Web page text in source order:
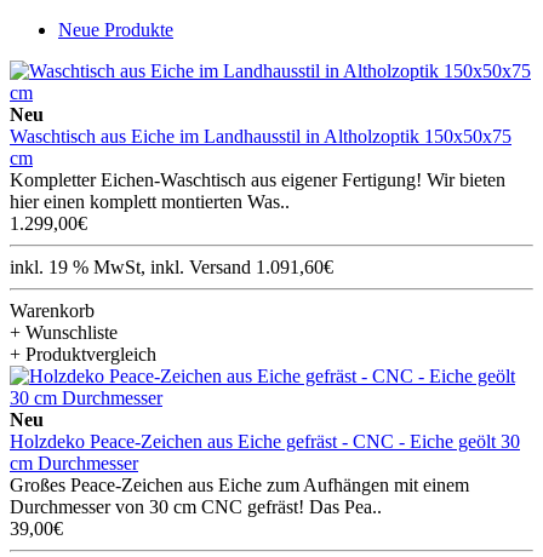
Neue Produkte
Neu
Waschtisch aus Eiche im Landhausstil in Altholzoptik 150x50x75
cm
Kompletter Eichen-Waschtisch aus eigener Fertigung! Wir bieten
hier einen komplett montierten Was..
1.299,00€
inkl. 19 % MwSt, inkl. Versand 1.091,60€
Warenkorb
+ Wunschliste
+ Produktvergleich
Neu
Holzdeko Peace-Zeichen aus Eiche gefräst - CNC - Eiche geölt 30
cm Durchmesser
Großes Peace-Zeichen aus Eiche zum Aufhängen mit einem
Durchmesser von 30 cm CNC gefräst! Das Pea..
39,00€